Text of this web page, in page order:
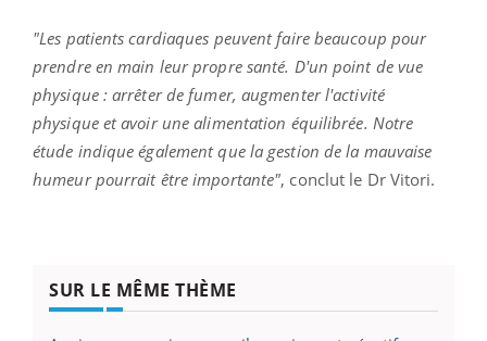
"Les patients cardiaques peuvent faire beaucoup pour
prendre en main leur propre santé. D'un point de vue
physique : arrêter de fumer, augmenter l'activité
physique et avoir une alimentation équilibrée. Notre
étude indique également que la gestion de la mauvaise
humeur pourrait être importante", conclut le Dr Vitori.
SUR LE MÊME THÈME